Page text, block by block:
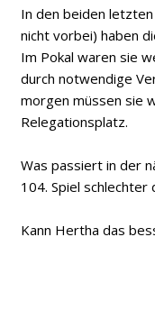
In den beiden
nicht vorbei) haben
Im Pokal waren sie
durch notwendige
morgen müssen sie
Relegationsplatz.
Was passiert in der
104. Spiel schlechter
Kann Hertha das